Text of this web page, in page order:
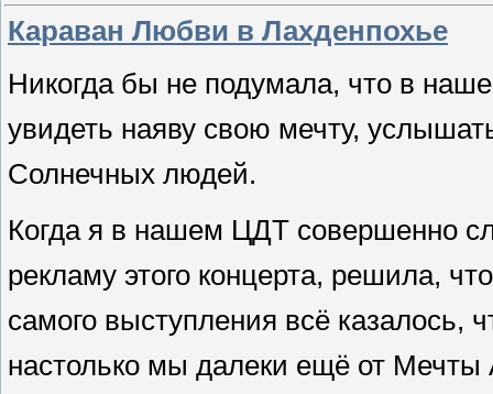
Караван Любви в Лахденпохье
Никогда бы не подумала, что в
увидеть наяву свою мечту,
Солнечных людей.
Когда я в нашем ЦДТ совершенно
рекламу этого концерта, решила,
самого выступления всё казалось,
настолько мы далеки ещё от Мечты